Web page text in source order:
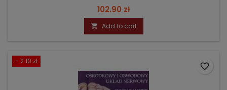
Price
102.90 zł
 Add to cart
- 2.10 zł
favorite_border